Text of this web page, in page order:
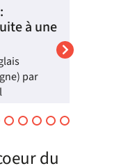
à une
par
| 2024
à
du